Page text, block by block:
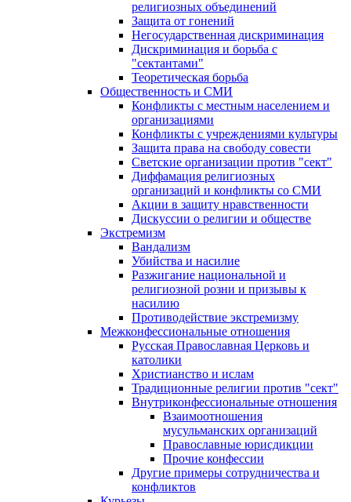
религиозных объединений
Защита от гонений
Негосударственная дискриминация
Дискриминация и борьба с
"сектантами"
Теоретическая борьба
Общественность и СМИ
Конфликты с местным населением и
организациями
Конфликты с учреждениями культуры
Защита права на свободу совести
Светские организации против "сект"
Диффамация религиозных
организаций и конфликты со СМИ
Акции в защиту нравственности
Дискуссии о религии и обществе
Экстремизм
Вандализм
Убийства и насилие
Разжигание национальной и
религиозной розни и призывы к
насилию
Противодействие экстремизму
Межконфессиональные отношения
Русская Православная Церковь и
католики
Христианство и ислам
Традиционные религии против "сект"
Внутриконфессиональные отношения
Взаимоотношения
мусульманских организаций
Православные юрисдикции
Прочие конфессии
Другие примеры сотрудничества и
конфликтов